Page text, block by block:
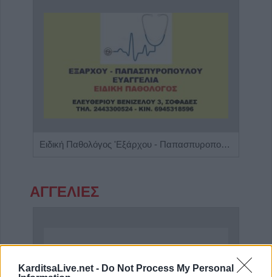
KarditsaLive.net - Do Not Process My Personal
Ειδική Παθολόγος 'Εξάρχου - Παπασπυροπούλου Ευαγγελία'
ΑΓΓΕΛΙΕΣ